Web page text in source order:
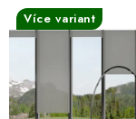
KANCELÁŘ /
KOUPELNA A WC
Více variant